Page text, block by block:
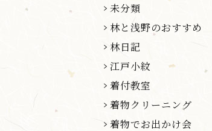
未分類
林と浅野のおすすめ
林日記
江戸小紋
着付教室
着物クリーニング
着物でお出かけ会